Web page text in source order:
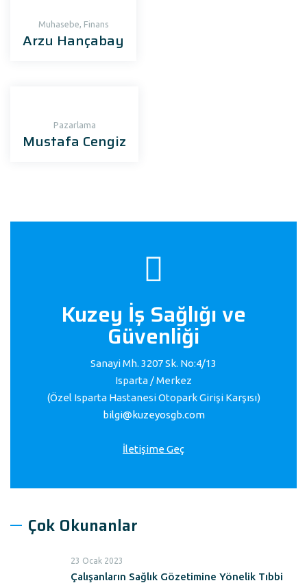
Muhasebe, Finans
Arzu Hançabay
Pazarlama
Mustafa Cengiz
Kuzey İş Sağlığı ve
Güvenliği
Sanayi Mh. 3207 Sk. No:4/13
Isparta / Merkez
(Özel Isparta Hastanesi Otopark Girişi Karşısı)
bilgi@kuzeyosgb.com
İletişime Geç
Çok Okunanlar
23 Ocak 2023
Çalışanların Sağlık Gözetimine Yönelik Tıbbi